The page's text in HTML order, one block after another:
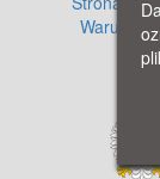
Warunki